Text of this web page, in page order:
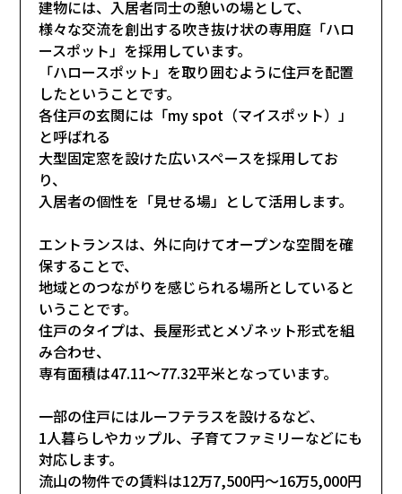
建物には、入居者同士の憩いの場として、
様々な交流を創出する吹き抜け状の専用庭「ハロ
ースポット」を採用しています。
「ハロースポット」を取り囲むように住戸を配置
したということです。
各住戸の玄関には「my spot（マイスポット）」
と呼ばれる
大型固定窓を設けた広いスペースを採用してお
り、
入居者の個性を「見せる場」として活用します。
エントランスは、外に向けてオープンな空間を確
保することで、
地域とのつながりを感じられる場所としていると
いうことです。
住戸のタイプは、長屋形式とメゾネット形式を組
み合わせ、
専有面積は47.11～77.32平米となっています。
一部の住戸にはルーフテラスを設けるなど、
1人暮らしやカップル、子育てファミリーなどにも
対応します。
流山の物件での賃料は12万7,500円～16万5,000円